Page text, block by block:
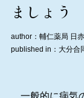
ましょう
author：輔仁薬局
published in：大分
一般的に病気